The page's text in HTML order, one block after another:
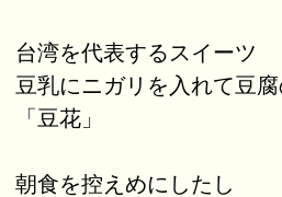
台湾を代表するスイーツ
豆乳にニガリを入れて豆
「豆花」
朝食を控えめにしたし